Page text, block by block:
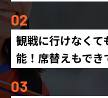
02
観戦に行けなく
能！席替えもでき
03